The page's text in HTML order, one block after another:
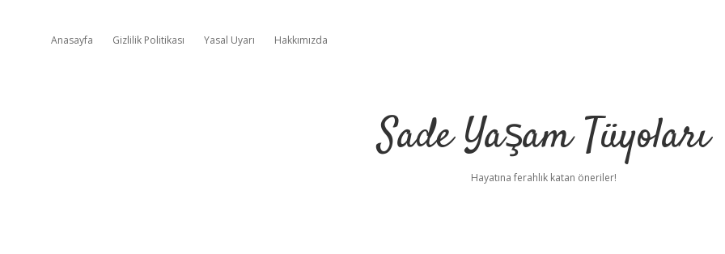
Anasayfa Gizlilik Politikası Yasal Uyarı Hakkımızda
Sade Yaşam Tüyoları
Hayatına ferahlık katan öneriler!